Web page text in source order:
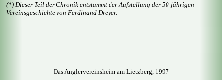
(*) Dieser Teil der Chronik entstammt der Aufstellung der 50-jährigen
Vereinsgeschichte von Ferdinand Dreyer.
Das Anglervereinsheim am Lietzberg, 1997